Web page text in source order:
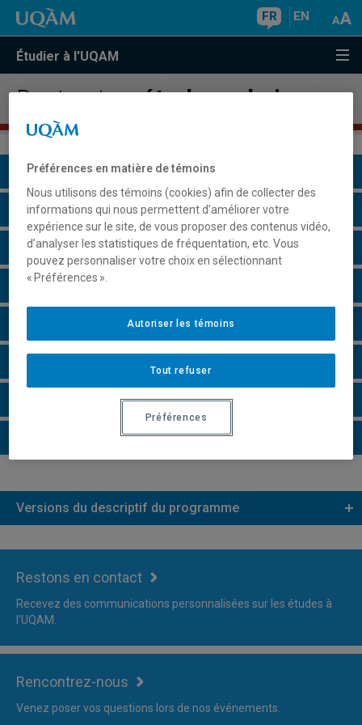
FR EN
Étudier à l'UQAM
Doctorat enétudes urbaines
Présentation du programme
Conditions d'admission
Cours à suivre et horaires
Particularités
Perspectives professionnelles
Faire une demande d'admission
Plus d'information
Versions du descriptif du programme
Restons en contact
Recevez des communications personnalisées sur les études à
l'UQAM.
Rencontrez-nous
Venez poser vos questions lors de nos événements.
Préférences en matière de témoins
Nous utilisons des témoins (cookies) afin de collecter des
informations qui nous permettent d’améliorer votre
expérience sur le site, de vous proposer des contenus vidéo,
d’analyser les statistiques de fréquentation, etc. Vous
pouvez personnaliser votre choix en sélectionnant
« Préférences ».
Tout refuser
Autoriser les témoins
Préférences